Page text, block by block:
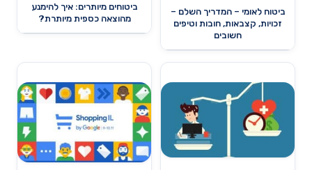
ביטוח לאומי – המדריך השלם –
זכויות, קצבאות, חובות וטיפים
חשובים
ביטוחים מיותרים: איך להימנע
מהוצאה כספית מיותרת?